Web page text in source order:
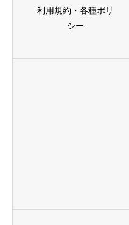
利用規約・各種ポリ
シー